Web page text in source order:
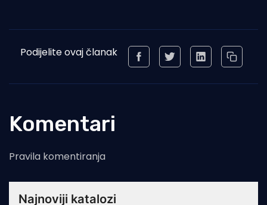
Podijelite ovaj članak
Komentari
Pravila komentiranja